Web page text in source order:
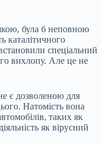
була б неповною
каталітичного
спеціальний
вихлопу. Але це не
є дозволеною для
Натомість вона
таких як
як вірусний